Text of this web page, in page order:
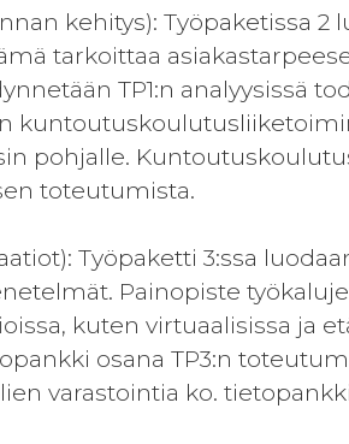
kehitys): Työpaketissa 2
tarkoittaa
TP1:n analyysissä
pohjalle.
toteutumista.
Työpaketti 3:ssa
Painopiste
kuten virtuaalisissa ja
osana TP3:n
varastointia ko.